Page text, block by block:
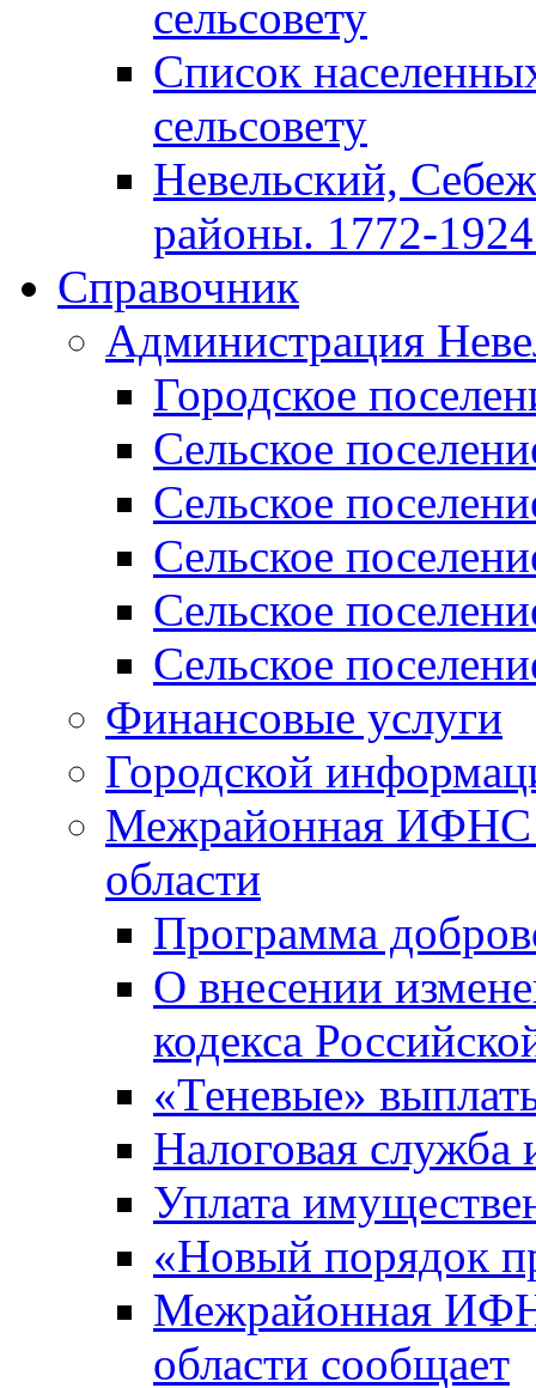
сельсовету
Список
сельсовету
Невельский,
районы. 1772-1924
Справочник
Администрация
Городское
Сельское
Сельское
Сельское
Сельское
Сельское
Финансовые услуги
Городской
Межрайонная ИФНС
области
Программа
О внесении
кодекса
«Теневые»
Налоговая служба
Уплата
«Новый порядок
Межрайонная
области сообщает